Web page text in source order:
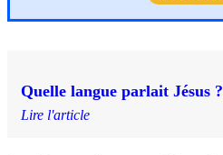
Quelle langue parlait Jésus ?
Lire l'article